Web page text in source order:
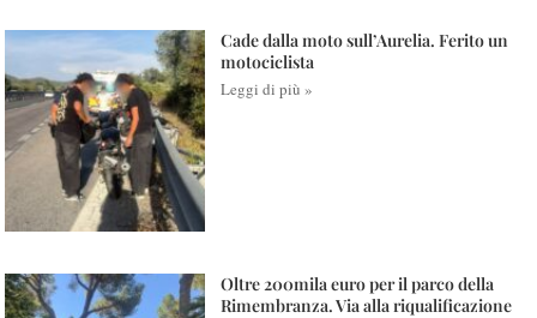
Cade dalla moto sull’Aurelia. Ferito un
motociclista
Leggi di più »
Oltre 200mila euro per il parco della
Rimembranza. Via alla riqualificazione